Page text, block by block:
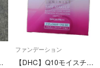
クル01 専用ケース付き
ファンデーション
【DHC】Q10モイスチュアケアクリアプレスドパウダー リフィル